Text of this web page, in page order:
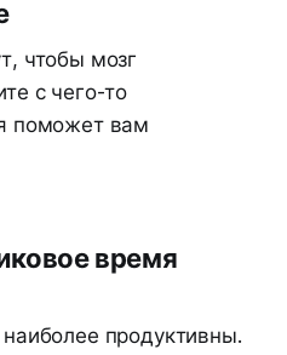
чтобы мозг
с чего-то
поможет вам
время
продуктивны.